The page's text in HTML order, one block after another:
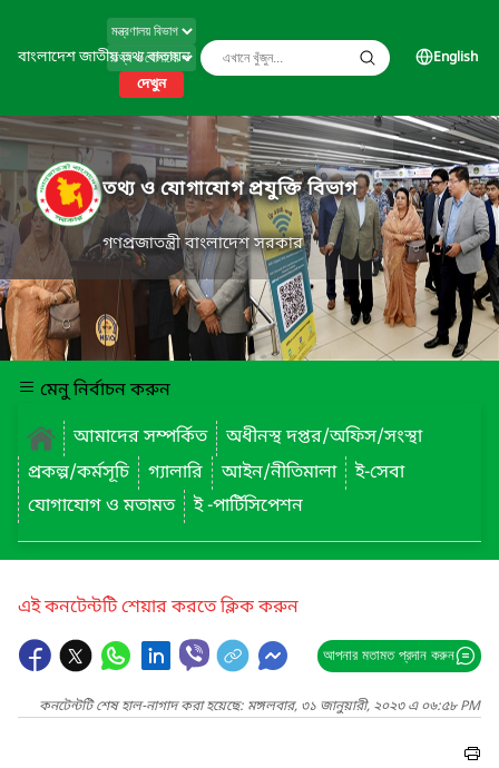
বাংলাদেশ জাতীয় তথ্য বাতায়ন
দেখুন
English
তথ্য ও যোগাযোগ প্রযুক্তি বিভাগ
গণপ্রজাতন্ত্রী বাংলাদেশ সরকার
মেনু নির্বাচন করুন
আমাদের সম্পর্কিত
অধীনস্থ দপ্তর/অফিস/সংস্থা
প্রকল্প/কর্মসূচি
গ্যালারি আইন/নীতিমালা
ই-সেবা
যোগাযোগ ও মতামত
ই -পার্টিসিপেশন
এই কনটেন্টটি শেয়ার করতে ক্লিক করুন
আপনার মতামত প্রদান করুন
কনটেন্টটি শেষ হাল-নাগাদ করা হয়েছে: মঙ্গলবার, ৩১ জানুয়ারী, ২০২৩ এ ০৬:৫৮ PM